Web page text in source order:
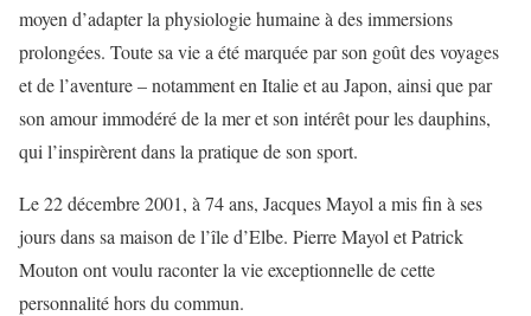
moyen d’adapter la physiologie humaine à des immersions
prolongées. Toute sa vie a été marquée par son goût des voyages
et de l’aventure – notamment en Italie et au Japon, ainsi que par
son amour immodéré de la mer et son intérêt pour les dauphins,
qui l’inspirèrent dans la pratique de son sport.
Le 22 décembre 2001, à 74 ans, Jacques Mayol a mis fin à ses
jours dans sa maison de l’île d’Elbe. Pierre Mayol et Patrick
Mouton ont voulu raconter la vie exceptionnelle de cette
personnalité hors du commun.